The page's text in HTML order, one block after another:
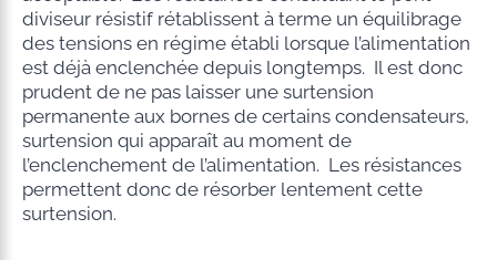
diviseur résistif rétablissent à terme un équilibrage
des tensions en régime établi lorsque l’alimentation
est déjà enclenchée depuis longtemps. Il est donc
prudent de ne pas laisser une surtension
permanente aux bornes de certains condensateurs,
surtension qui apparaît au moment de
l’enclenchement de l’alimentation. Les résistances
permettent donc de résorber lentement cette
surtension.